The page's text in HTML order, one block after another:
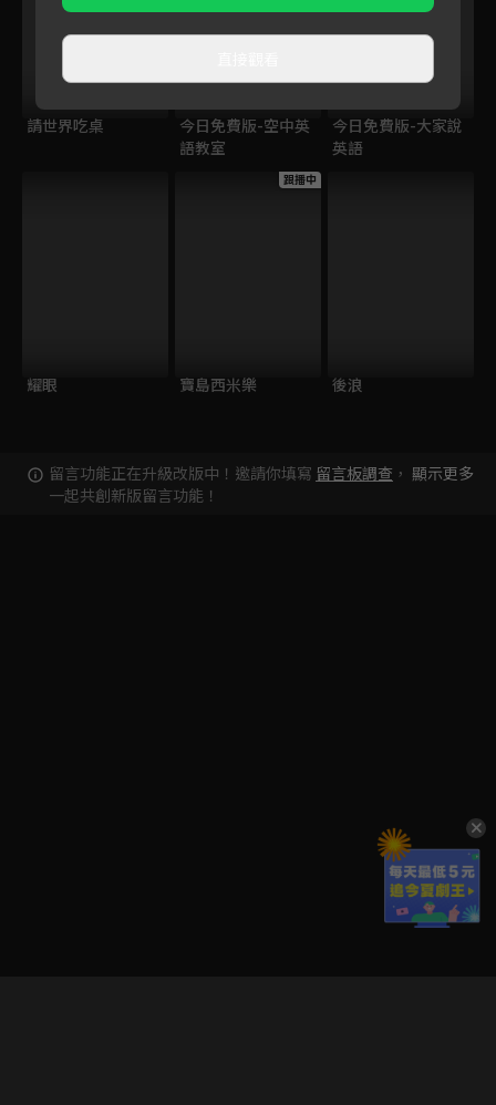
請世界吃桌
今日免費版-空中英
語教室
今日免費版-大家說
英語
耀眼
跟播中
寶島西米樂 後浪
留言功能正在升級改版中！邀請你填寫 留言板調查 ，
一起共創新版留言功能！
顯示更多